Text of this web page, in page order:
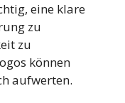
eine klare
zu
zu
können
aufwerten.